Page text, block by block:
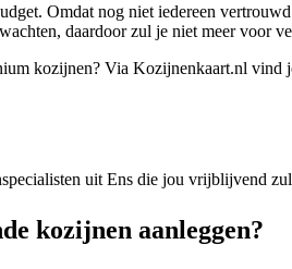
Omdat nog niet iedereen
daardoor zul je niet meer voor
kozijnen? Via Kozijnenkaart.nl vind
uit Ens die jou vrijblijvend
kozijnen aanleggen?